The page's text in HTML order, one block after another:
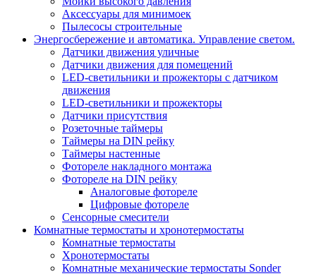
Аксессуары для минимоек
Пылесосы строительные
Энергосбережение и автоматика. Управление светом.
Датчики движения уличные
Датчики движения для помещений
LED-светильники и прожекторы с датчиком
движения
LED-светильники и прожекторы
Датчики присутствия
Розеточные таймеры
Таймеры на DIN рейку
Таймеры настенные
Фотореле накладного монтажа
Фотореле на DIN рейку
Аналоговые фотореле
Цифровые фотореле
Сенсорные смесители
Комнатные термостаты и хронотермостаты
Комнатные термостаты
Хронотермостаты
Комнатные механические термостаты Sonder